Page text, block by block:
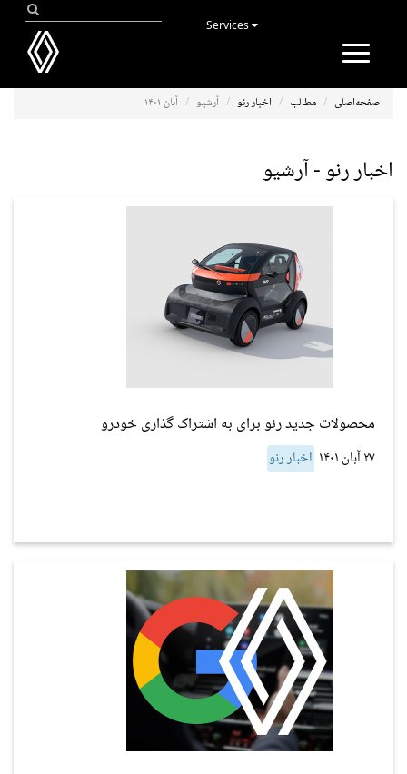
Toggle
صفحه‌اصلی مطالب اخبار رنو آرشیو آبان ۱۴۰۱
اخبار رنو - آرشیو
محصولات جدید رنو برای به اشتراک گذاری خودرو
۲۷ آبان ۱۴۰۱ اخبار رنو